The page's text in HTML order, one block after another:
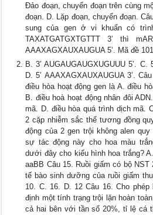
Đảo đoạn, chuyển đoạn trên cùng
đoạn. D. Lặp đoạn, chuyển đoạn.
sung của gen ở vi khuẩn có
TAXATGATGXTGTTT 3’ thì
AAAXAGXAUXAUGUA 5’. Mã đề
B. 3’ AUGAUGAUGXUGUUU 5’. C.
D. 5’ AAAXAGXAUXAUGUA 3’.
điều hòa hoạt động gen là A. điều
B. điều hoà hoạt động nhân đôi
mã. D. điều hòa quá trình dịch mã.
2 cặp nhiễm sắc thể tương đồng
động của 2 gen trội không alen
sự tác động này cho hoa màu
dưới đây cho kiểu hình hoa trắng?
aaBB Câu 15. Ruồi giấm có bộ
tế bào sinh dưỡng của ruồi giấm
10. C. 16. D. 12 Câu 16. Cho
định một tính trạng trội lặn hoàn
cả hai bên với tần số 20%, tỉ lệ cá